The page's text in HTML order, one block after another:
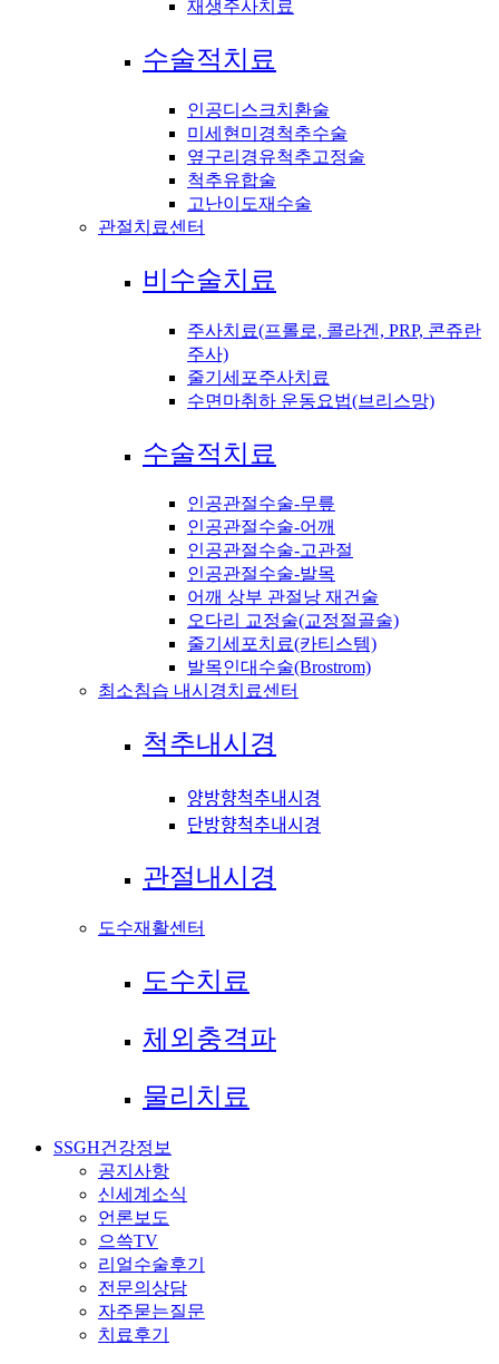
재생주사치료
수술적치료
인공디스크치환술
미세현미경척추수술
옆구리경유척추고정술
척추유합술
고난이도재수술
관절치료센터
비수술치료
주사치료(프롤로, 콜라겐, PRP, 콘쥬란
주사)
줄기세포주사치료
수면마취하 운동요법(브리스망)
수술적치료
인공관절수술-무릎
인공관절수술-어깨
인공관절수술-고관절
인공관절수술-발목
어깨 상부 관절낭 재건술
오다리 교정술(교정절골술)
줄기세포치료(카티스템)
발목인대수술(Brostrom)
최소침습 내시경치료센터
척추내시경
양방향척추내시경
단방향척추내시경
관절내시경
도수재활센터
도수치료
체외충격파
물리치료
SSGH건강정보
공지사항
신세계소식
언론보도
으쓱TV
리얼수술후기
전문의상담
자주묻는질문
치료후기